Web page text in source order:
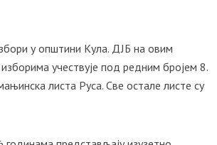
у општини Кула. ДЈБ на овим
учествује под редним бројем 8.
листа Руса. Све остале листе су